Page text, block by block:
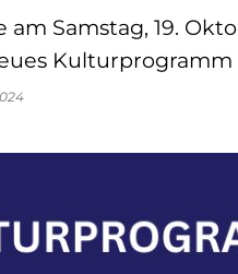
am Samstag, 19.
Kulturprogramm